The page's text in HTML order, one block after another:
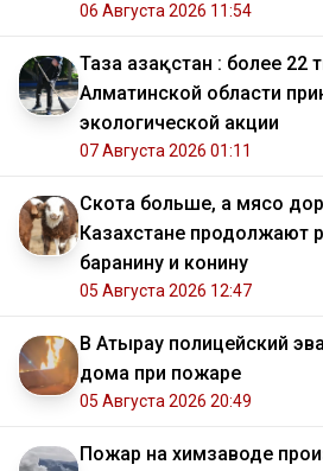
06 Августа 2026 11:54
Таза Қазақстан : более 22
Алматинской области
экологической акции
07 Августа 2026 01:11
Скота больше, а мясо
Казахстане продолжают
баранину и конину
05 Августа 2026 12:47
В Атырау полицейский
дома при пожаре
05 Августа 2026 20:49
Пожар на химзаводе